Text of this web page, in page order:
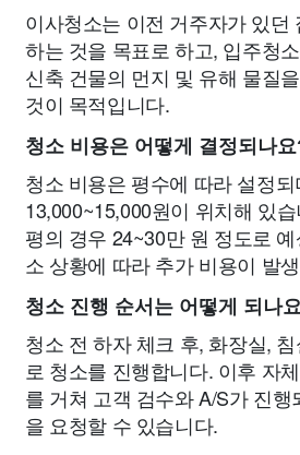
이사청소는 이전 거주자가 있던
하는 것을 목표로 하고, 입주청
신축 건물의 먼지 및 유해 물질
것이 목적입니다.
청소 비용은 어떻게 결정되나
청소 비용은 평수에 따라 설정
13,000~15,000원이 위치해 있
평의 경우 24~30만 원 정도로
소 상황에 따라 추가 비용이 발
청소 진행 순서는 어떻게 되나
청소 전 하자 체크 후, 화장실,
로 청소를 진행합니다. 이후 자
를 거쳐 고객 검수와 A/S가 진
을 요청할 수 있습니다.